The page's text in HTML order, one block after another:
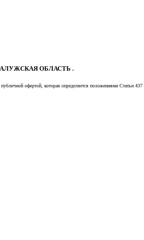
ОБЛАСТЬ .
офертой, которая определяется положениями Статьи